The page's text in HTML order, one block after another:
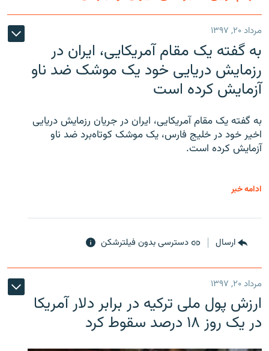
مرداد ۲۰, ۱۳۹۷
به گفته یک مقام آمریکایی، ایران در
رزمایش دریایی خود یک موشک ضد ناو
آزمایش کرده است
به گفته یک مقام آمریکایی، ایران در جریان رزمایش دریایی
اخیر خود در خلیج فارس، یک موشک کوتاه‌برد ضد ناو
آزمایش کرده است.
ادامه خبر
ارسال دسترسی بدون فیلترشکن
مرداد ۲۰, ۱۳۹۷
ارزش پول ملی ترکیه در برابر دلار آمریکا
در یک روز ۱۸ درصد سقوط کرد